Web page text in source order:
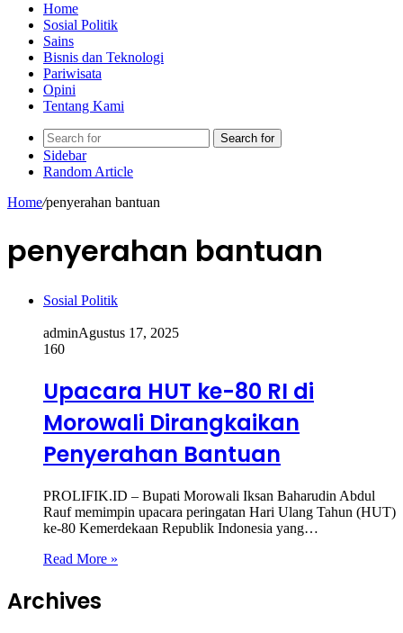
Home
Sosial Politik
Sains
Bisnis dan Teknologi
Pariwisata
Opini
Tentang Kami
Search for
Sidebar
Random Article
Home/penyerahan bantuan
penyerahan bantuan
Sosial Politik
adminAgustus 17, 2025
160
Upacara HUT ke-80 RI di
Morowali Dirangkaikan
Penyerahan Bantuan
PROLIFIK.ID – Bupati Morowali Iksan Baharudin Abdul
Rauf memimpin upacara peringatan Hari Ulang Tahun (HUT)
ke-80 Kemerdekaan Republik Indonesia yang…
Read More »
Archives